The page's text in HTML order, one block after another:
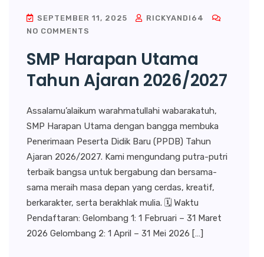
SEPTEMBER 11, 2025
RICKYANDI64
NO COMMENTS
SMP Harapan Utama
Tahun Ajaran 2026/2027
Assalamu’alaikum warahmatullahi wabarakatuh,
SMP Harapan Utama dengan bangga membuka
Penerimaan Peserta Didik Baru (PPDB) Tahun
Ajaran 2026/2027. Kami mengundang putra-putri
terbaik bangsa untuk bergabung dan bersama-
sama meraih masa depan yang cerdas, kreatif,
berkarakter, serta berakhlak mulia. 🗓 Waktu
Pendaftaran: Gelombang 1: 1 Februari – 31 Maret
2026 Gelombang 2: 1 April – 31 Mei 2026 […]